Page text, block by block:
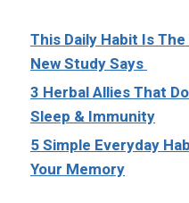
This Daily Habit Is
New Study Says
3 Herbal Allies That
Sleep & Immunity
5 Simple Everyday
Your Memory